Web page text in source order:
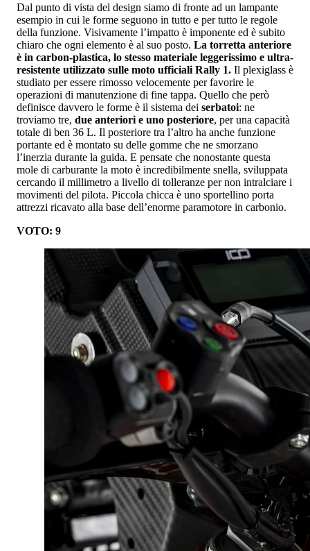
Dal punto di vista del design siamo di fronte ad un lampante
esempio in cui le forme seguono in tutto e per tutto le regole
della funzione. Visivamente l’impatto è imponente ed è subito
chiaro che ogni elemento è al suo posto. La torretta anteriore
è in carbon-plastica, lo stesso materiale leggerissimo e ultra-
resistente utilizzato sulle moto ufficiali Rally 1. Il plexiglass è
studiato per essere rimosso velocemente per favorire le
operazioni di manutenzione di fine tappa. Quello che però
definisce davvero le forme è il sistema dei serbatoi: ne
troviamo tre, due anteriori e uno posteriore, per una capacità
totale di ben 36 L. Il posteriore tra l’altro ha anche funzione
portante ed è montato su delle gomme che ne smorzano
l’inerzia durante la guida. E pensate che nonostante questa
mole di carburante la moto è incredibilmente snella, sviluppata
cercando il millimetro a livello di tolleranze per non intralciare i
movimenti del pilota. Piccola chicca è uno sportellino porta
attrezzi ricavato alla base dell’enorme paramotore in carbonio.
VOTO: 9